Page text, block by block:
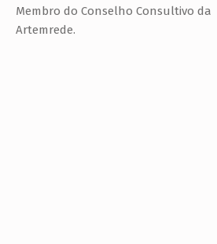
Membro do Conselho Consultivo da
Artemrede.